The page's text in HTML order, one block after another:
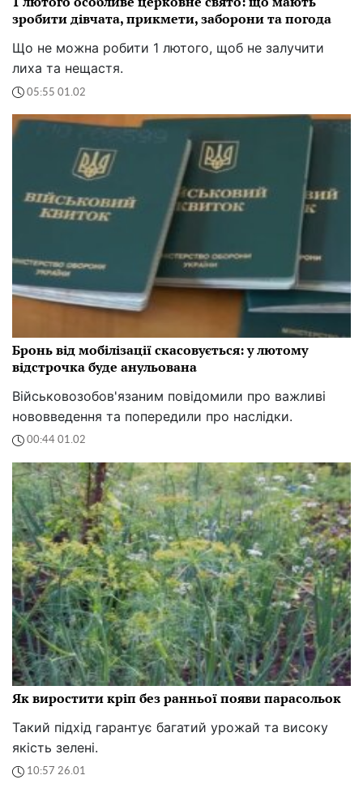
зробити дівчата, прикмети, заборони та погода
Що не можна робити 1 лютого, щоб не залучити
лиха та нещастя.
05:55 01.02
Бронь від мобілізації скасовується: у лютому
відстрочка буде анульована
Військовозобов'язаним повідомили про важливі
нововведення та попередили про наслідки.
00:44 01.02
Як виростити кріп без ранньої появи парасольок
Такий підхід гарантує багатий урожай та високу
якість зелені.
10:57 26.01